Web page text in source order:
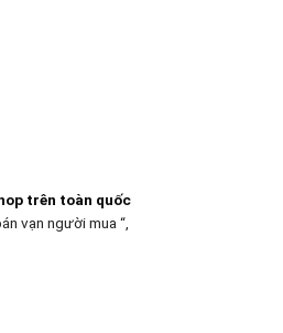
trên toàn quốc
vạn người mua “,